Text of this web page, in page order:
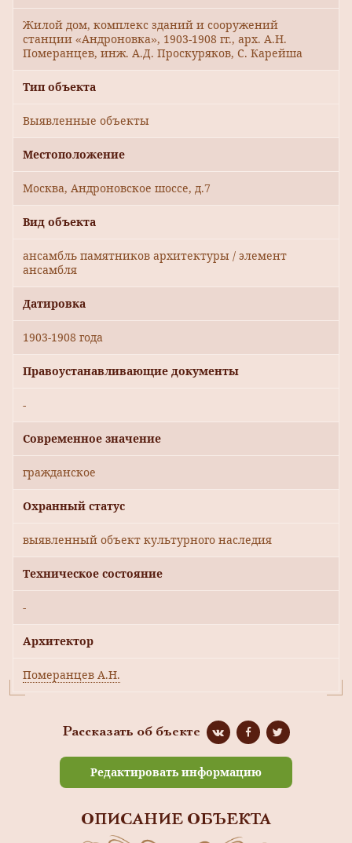
Жилой дом, комплекс зданий и сооружений
станции «Андроновка», 1903-1908 гг., арх. А.Н.
Померанцев, инж. А.Д. Проскуряков, С. Карейша
Тип объекта
Выявленные объекты
Местоположение
Москва, Андроновское шоссе, д.7
Вид объекта
ансамбль памятников архитектуры / элемент
ансамбля
Датировка
1903-1908 года
Правоустанавливающие документы
-
Современное значение
гражданское
Охранный статус
выявленный объект культурного наследия
Техническое состояние
-
Архитектор
Померанцев А.Н.
Рассказать об бъекте
Редактировать информацию
ОПИСАНИЕ ОБЪЕКТА